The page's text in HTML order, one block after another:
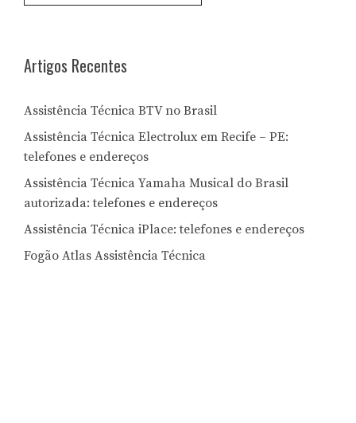
Artigos Recentes
Assistência Técnica BTV no Brasil
Assistência Técnica Electrolux em Recife – PE:
telefones e endereços
Assistência Técnica Yamaha Musical do Brasil
autorizada: telefones e endereços
Assistência Técnica iPlace: telefones e endereços
Fogão Atlas Assistência Técnica